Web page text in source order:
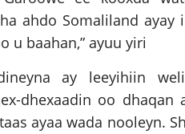
ahdo Somaliland
u baahan,” ayuu yiri
ay leeyihiin
dhexaadin oo dhaqan
ayaa wada nooleyn.